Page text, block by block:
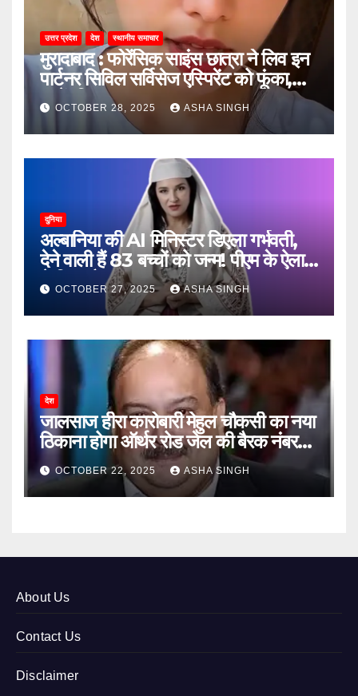
उत्तर प्रदेश देश स्थानीय समाचार
मुरादाबाद : फोरेंसिक साइंस छात्रा ने लिव इन
पार्टनर सिविल सर्विसेज एस्पिरेंट को फूंका,
जानें, फिर क्या हुआ…
OCTOBER 28, 2025 ASHA SINGH
दुनिया
अल्बानिया की AI मिनिस्‍टर डिएला गर्भवती,
देने वाली हैं 83 बच्चों को जन्‍म! पीएम के ऐलान
ने किया हैरान
OCTOBER 27, 2025 ASHA SINGH
देश
जालसाज हीरा कारोबारी मेहुल चौकसी का नया
ठिकाना होगा ऑर्थर रोड जेल की बैरक नंबर
12OCTOBER 22, 2025 ASHA SINGH
About Us
Contact Us
Disclaimer